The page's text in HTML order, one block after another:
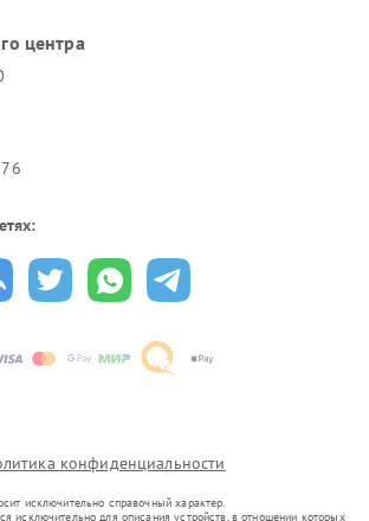
центра
конфиденциальности
исключительно справочный характер.
исключительно для описания устройств, в отношении которых